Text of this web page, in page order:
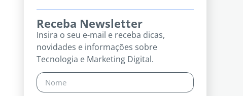
Receba Newsletter
Insira o seu e-mail e receba dicas,
novidades e informações sobre
Tecnologia e Marketing Digital.